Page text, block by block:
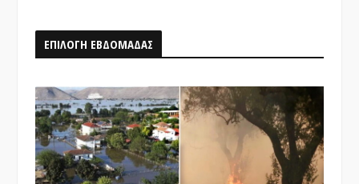
ΕΠΙΛΟΓΗ ΕΒΔΟΜΑΔΑΣ